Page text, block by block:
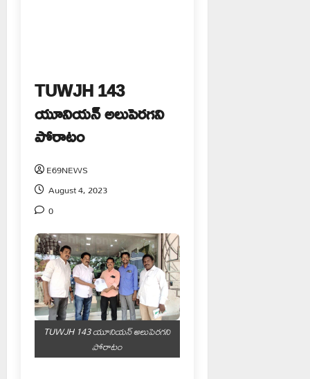
TUWJH 143
యూనియన్ అలుపెరగని
పోరాటం
E69NEWS
August 4, 2023
0
TUWJH 143 యూనియన్ అలుపెరగని
పోరాటం